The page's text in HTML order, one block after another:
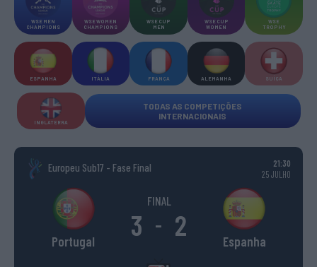
WSE MEN
CHAMPIONS
WSE WOMEN
CHAMPIONS
WSE CUP
MEN
WSE CUP
WOMEN
WSE
TROPHY
ESPANHA ITÁLIA FRANÇA ALEMANHA SUÍÇA
INGLATERRA
TODAS AS COMPETIÇÕES
INTERNACIONAIS
Europeu Sub17 - Fase Final
21:30
25 JULHO
Portugal
FINAL
3 - 2 Espanha